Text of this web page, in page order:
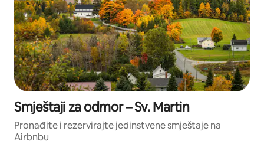
Smještaji za odmor – Sv. Martin
Pronađite i rezervirajte jedinstvene smještaje na
Airbnbu